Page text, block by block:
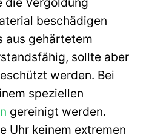
beschädigen
aus gehärtetem
sollte aber
werden. Bei
speziellen
gereinigt werden.
Uhr keinem extremen